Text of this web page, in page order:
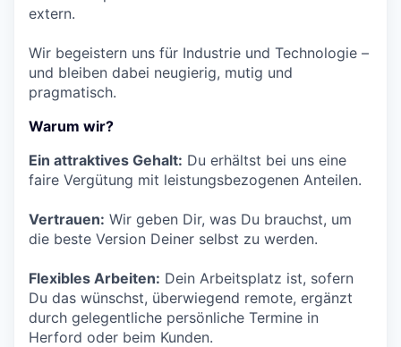
extern.
Wir begeistern uns für Industrie und Technologie –
und bleiben dabei neugierig, mutig und
pragmatisch.
Warum wir?
Ein attraktives Gehalt: Du erhältst bei uns eine
faire Vergütung mit leistungsbezogenen Anteilen.
Vertrauen: Wir geben Dir, was Du brauchst, um
die beste Version Deiner selbst zu werden.
Flexibles Arbeiten: Dein Arbeitsplatz ist, sofern
Du das wünschst, überwiegend remote, ergänzt
durch gelegentliche persönliche Termine in
Herford oder beim Kunden.